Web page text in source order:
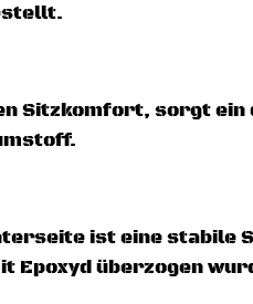
Sitzkomfort, sorgt ein
ist eine stabile
Epoxyd überzogen